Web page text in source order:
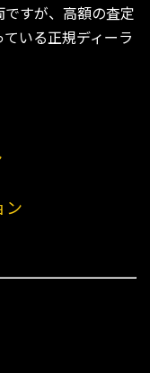
すが、高額の査定
いる正規ディーラ
ン